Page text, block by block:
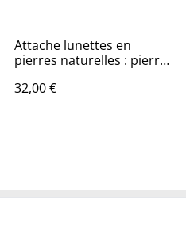
Attache lunettes en
pierres naturelles : pierres
noire et verre carré brun,
32,00 €